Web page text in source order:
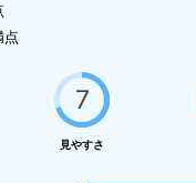
点
7
見やすさ